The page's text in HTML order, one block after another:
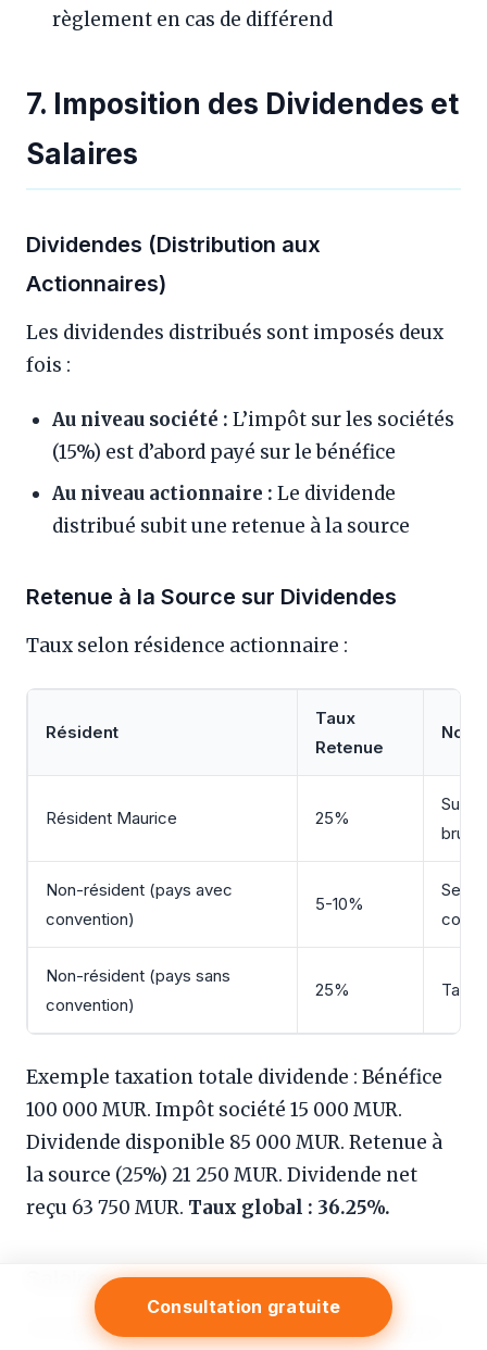
règlement en cas de différend
7. Imposition des Dividendes et
Salaires
Dividendes (Distribution aux
Actionnaires)
Les dividendes distribués sont imposés deux
fois :
Au niveau société : L’impôt sur les sociétés
(15%) est d’abord payé sur le bénéfice
Au niveau actionnaire : Le dividende
distribué subit une retenue à la source
Retenue à la Source sur Dividendes
Taux selon résidence actionnaire :
Résident
Taux
Retenue
Résident Maurice 25%
Sur
brut
Non-résident (pays avec
convention)
5-10%
Selon
Non-résident (pays sans
convention)
25% Taux
Exemple taxation totale dividende : Bénéfice
100 000 MUR. Impôt société 15 000 MUR.
Dividende disponible 85 000 MUR. Retenue à
la source (25%) 21 250 MUR. Dividende net
reçu 63 750 MUR. Taux global : 36.25%.
Salaires
Les salaires versés aux employés (y compris
Consultation gratuite